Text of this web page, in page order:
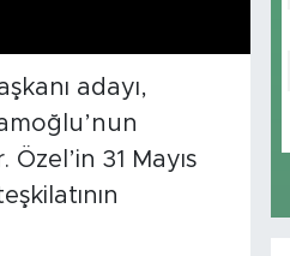
adayı,
31 Mayıs